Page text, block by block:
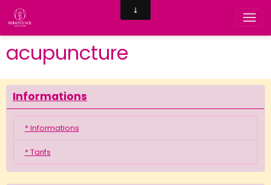
acupuncture
Informations
* Informations
* Tarifs